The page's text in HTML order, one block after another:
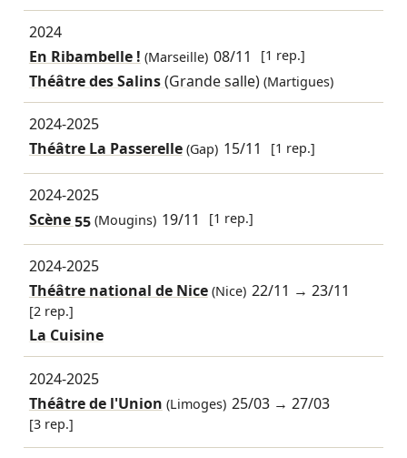
2024
En Ribambelle ! (Marseille) 08/11 [1 rep.]
Théâtre des Salins(Grande salle) (Martigues)
2024-2025
Théâtre La Passerelle(Gap) 15/11 [1 rep.]
2024-2025
Scène 55(Mougins) 19/11 [1 rep.]
2024-2025
Théâtre national de Nice(Nice) 22/11 →23/11
[2 rep.]
La Cuisine
2024-2025
Théâtre de l'Union (Limoges) 25/03 →27/03
[3 rep.]